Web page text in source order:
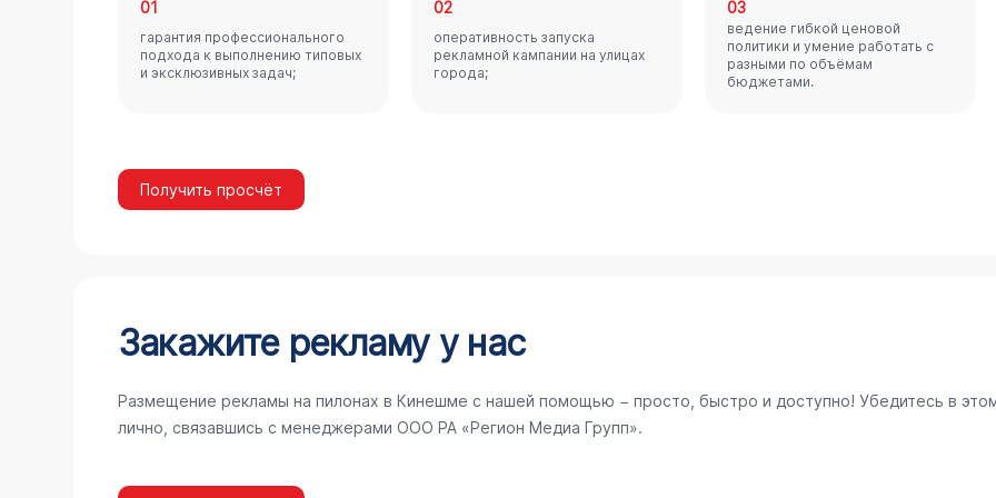
01
гарантия профессионального
подхода к выполнению типовых
и эксклюзивных задач;
02
оперативность запуска
рекламной кампании на улицах
города;
03
ведение гибкой ценовой
политики и умение работать с
разными по объёмам
бюджетами.
Получить просчёт
Закажите рекламу у нас
Размещение рекламы на пилонах в Кинешме с нашей помощью − просто, быстро и доступно! Убедитесь в
лично, связавшись с менеджерами ООО РА «Регион Медиа Групп».